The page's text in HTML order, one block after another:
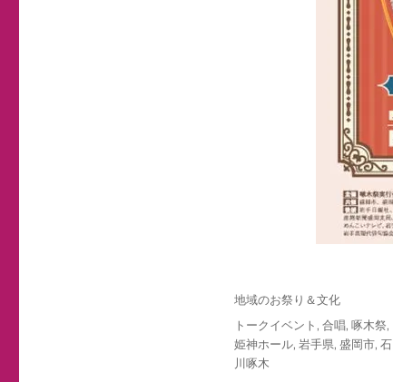
投
日:
カ
テ
ゴ
リ
地域のお祭り＆文化
タ
グ
トークイベント , 合唱, 啄木祭,
姫神ホール, 岩手県, 盛岡市, 石
川啄木